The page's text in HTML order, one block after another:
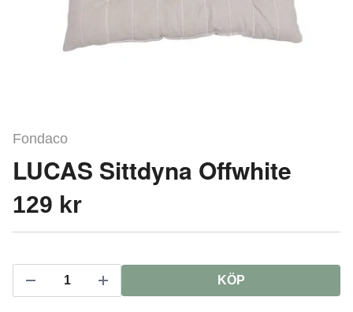
Fondaco
LUCAS Sittdyna Offwhite
129 kr
KÖP